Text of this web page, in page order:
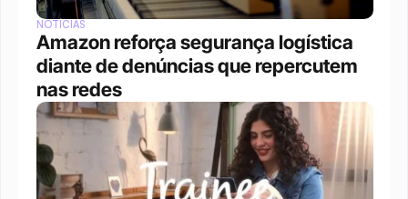
NOTÍCIAS
Amazon reforça segurança logística
diante de denúncias que repercutem
nas redes